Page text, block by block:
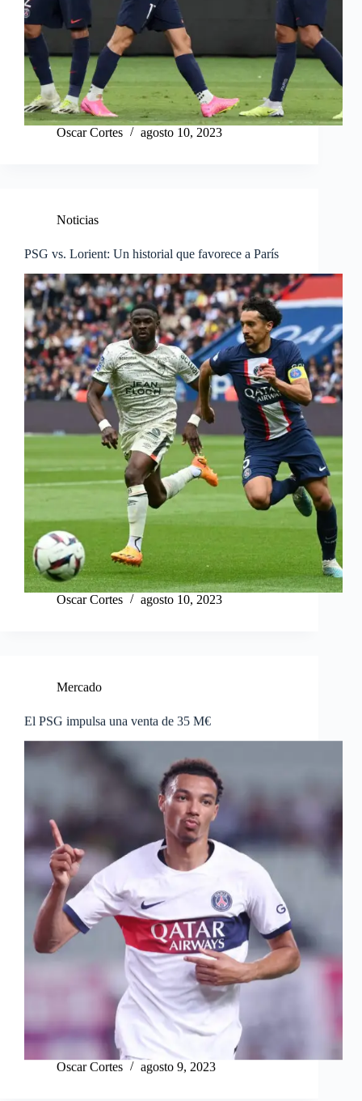
Oscar Cortes agosto 10, 2023
Noticias
PSG vs. Lorient: Un historial que favorece a París
Oscar Cortes agosto 10, 2023
Mercado
El PSG impulsa una venta de 35 M€
Oscar Cortes agosto 9, 2023